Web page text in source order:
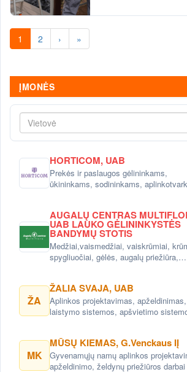
1 2 › »
ĮMONĖS
Vietovė
HORTICOM, UAB
Prekės ir paslaugos gėlininkams,
ūkininkams, sodininkams, aplinkotvarkos
AUGALŲ CENTRAS
UAB LAUKO GĖLININKYSTĖS
BANDYMŲ STOTIS
Medžiai,vaismedžiai, vaiskrūmiai,
spygliuočiai, gėlės, augalų priežiūra,
ŽA
ŽALIA SVAJA, UAB
Aplinkos projektavimas, apželdinimas,
laistymo sistemos, apšvietimo
vienmetėmis ir daugiametėmis gėlėmis,
vandens lelijomis, vandens augalais.
Tvenkinukų ir ekotvenkinių įrengimas.
MK
MŪSŲ KIEMAS, G.Venckaus IĮ
Gyvenamųjų namų aplinkos
apželdinimo, želdynų priežiūros darbai